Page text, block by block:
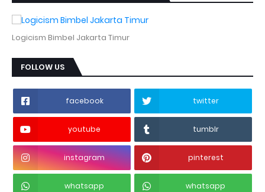
Logicism Bimbel Jakarta Timur
FOLLOW US
facebook twitter
youtube tumblr
instagram pinterest
whatsapp whatsapp